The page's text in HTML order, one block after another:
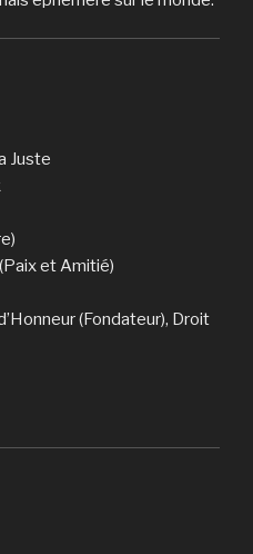
Juste
et Amitié)
(Fondateur), Droit